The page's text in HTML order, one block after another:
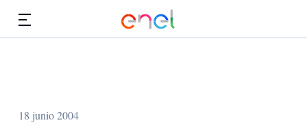
18 junio 2004